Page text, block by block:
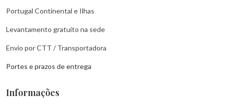
Portugal Continental e Ilhas
Levantamento gratuito na sede
Envio por CTT / Transportadora
Portes e prazos de entrega
Informações